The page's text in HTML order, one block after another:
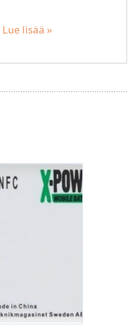
Lue lisää »